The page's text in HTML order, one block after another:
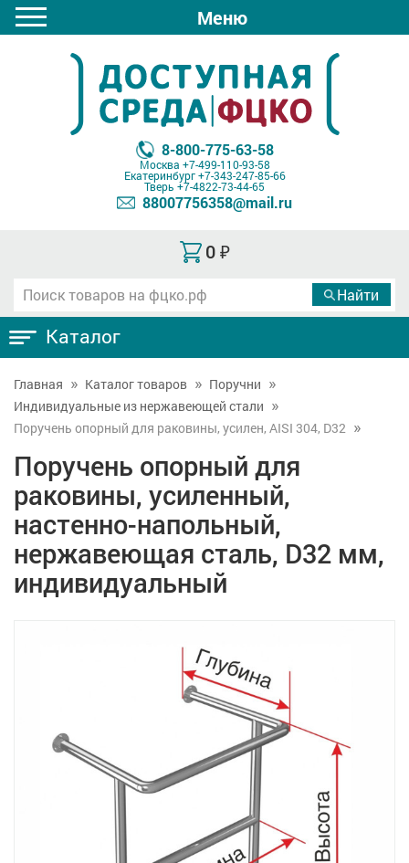
Меню
8-800-775-63-58
Москва +7-499-110-93-58
Екатеринбург+7-343-247-85-66
Тверь +7-4822-73-44-65
88007756358@mail.ru
0 ₽
Каталог
Главная Каталог товаров
Поручни
Индивидуальные из нержавеющей стали
Поручень опорный для раковины, усилен, AISI 304, D32
Поручень опорный для
раковины, усиленный,
настенно-напольный,
нержавеющая сталь, D32 мм,
индивидуальный